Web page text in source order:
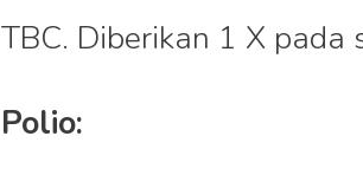
TBC. Diberikan 1 X pada
Polio: